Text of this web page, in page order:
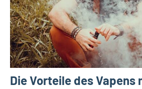
Die Vorteile des Vapens